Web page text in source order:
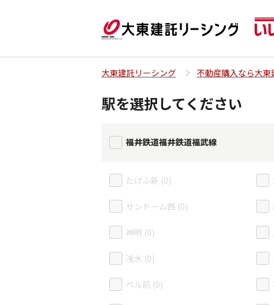
大東建託リーシング 不動産購入なら大
駅を選択してください
福井鉄道福井鉄道福武線
たけふ新 (0)
サンドーム西 (0)
神明 (0)
浅水 (0)
ベル前 (0)